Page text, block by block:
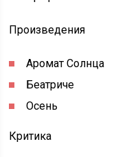
Произведения
Аромат Солнца
Беатриче
Осень
Критика